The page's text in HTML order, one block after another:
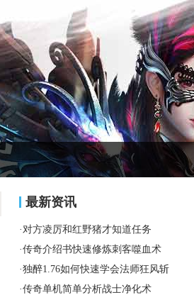
最新资讯
·对方凌厉和红野猪才知道任务
·传奇介绍书快速修炼刺客噬血术
·独醉1.76如何快速学会法师狂风斩
·传奇单机简单分析战士净化术